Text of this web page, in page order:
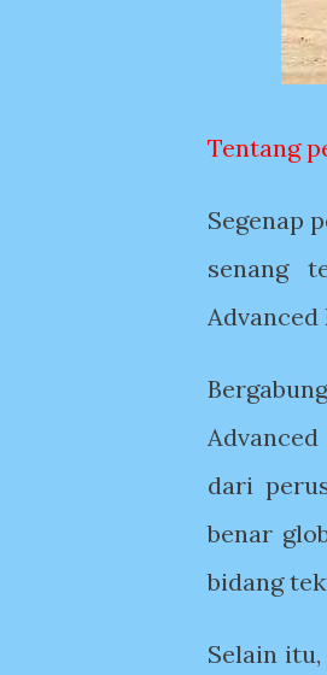
Tentang
Segenap
senang
Advanced
dari
benar
bidang
Selain